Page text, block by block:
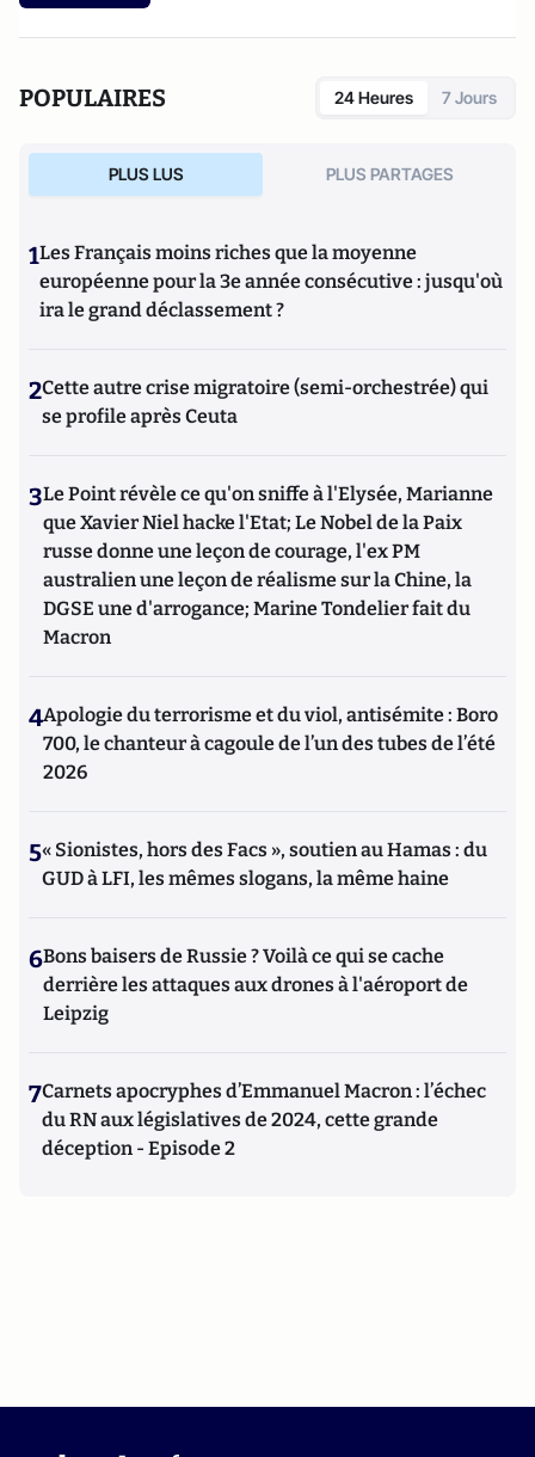
POPULAIRES 24 Heures 7 Jours
PLUS LUS PLUS PARTAGES
1Les Français moins riches que la moyenne
européenne pour la 3e année consécutive : jusqu'où
ira le grand déclassement ?
2Cette autre crise migratoire (semi-orchestrée) qui
se profile après Ceuta
3Le Point révèle ce qu'on sniffe à l'Elysée, Marianne
que Xavier Niel hacke l'Etat; Le Nobel de la Paix
russe donne une leçon de courage, l'ex PM
australien une leçon de réalisme sur la Chine, la
DGSE une d'arrogance; Marine Tondelier fait du
Macron
4Apologie du terrorisme et du viol, antisémite : Boro
700, le chanteur à cagoule de l’un des tubes de l’été
2026
5« Sionistes, hors des Facs », soutien au Hamas : du
GUD à LFI, les mêmes slogans, la même haine
6Bons baisers de Russie ? Voilà ce qui se cache
derrière les attaques aux drones à l'aéroport de
Leipzig
7Carnets apocryphes d’Emmanuel Macron : l’échec
du RN aux législatives de 2024, cette grande
déception - Episode 2